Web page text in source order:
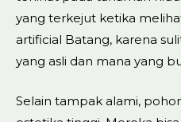
yang terkejut ketika
artificial Batang, karena
yang asli dan mana yang
Selain tampak alami,